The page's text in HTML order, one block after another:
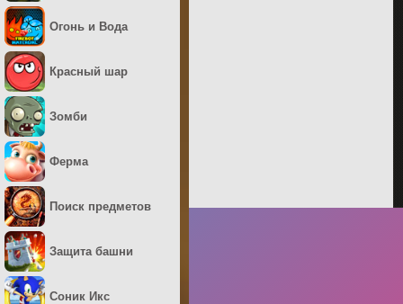
Огонь и Вода
Красный шар
Зомби
Ферма
Поиск предметов
Защита башни
Соник Икс